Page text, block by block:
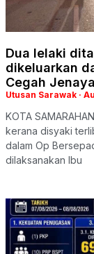
Dua lelaki
dikeluarkan
Cegah
Utusan Sarawak
KOTA
kerana disyaki
dalam Op
dilaksanakan Ibu